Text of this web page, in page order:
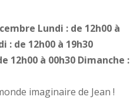
Lundi : de 12h00 à
: de 12h00 à 19h30
12h00 à 00h30 Dimanche :
imaginaire de Jean !